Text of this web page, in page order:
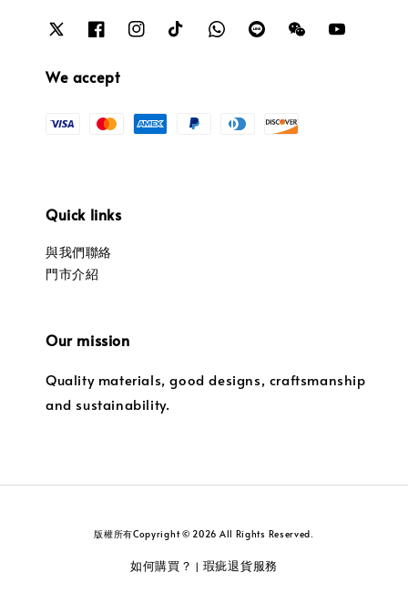
We accept
Quick links
與我們聯絡
門市介紹
Our mission
Quality materials, good designs, craftsmanship
and sustainability.
版權所有Copyright © 2026 All Rights Reserved.
如何購買？ | 瑕疵退貨服務